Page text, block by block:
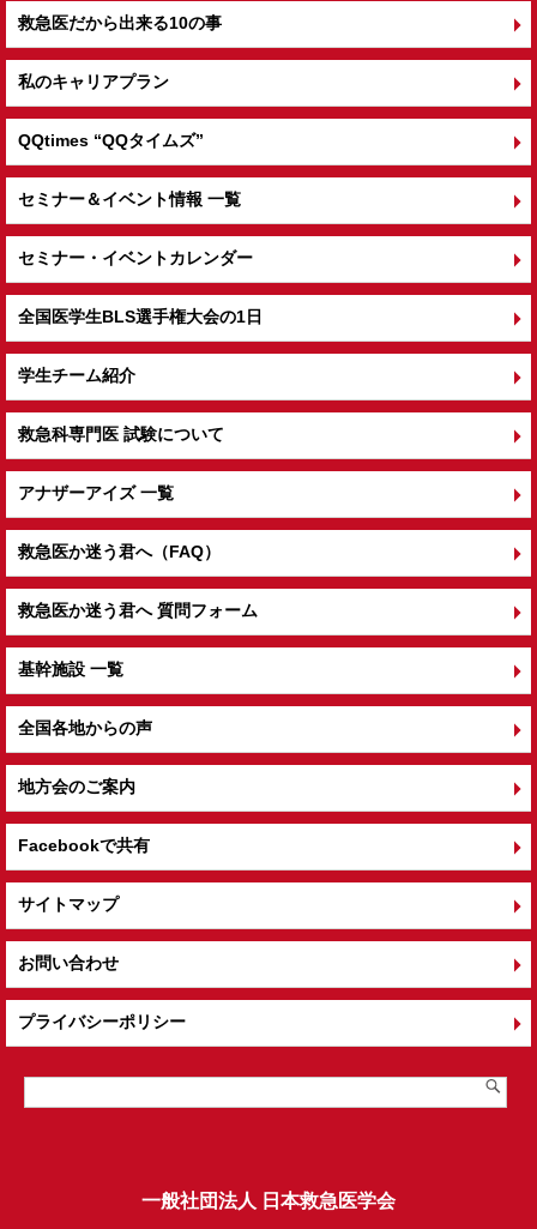
救急医だから出来る10の事
私のキャリアプラン
QQtimes “QQタイムズ”
セミナー＆イベント情報 一覧
セミナー・イベントカレンダー
全国医学生BLS選手権大会の1日
学生チーム紹介
救急科専門医 試験について
アナザーアイズ 一覧
救急医か迷う君へ（FAQ）
救急医か迷う君へ 質問フォーム
基幹施設 一覧
全国各地からの声
地方会のご案内
Facebookで共有
サイトマップ
お問い合わせ
プライバシーポリシー
一般社団法人 日本救急医学会